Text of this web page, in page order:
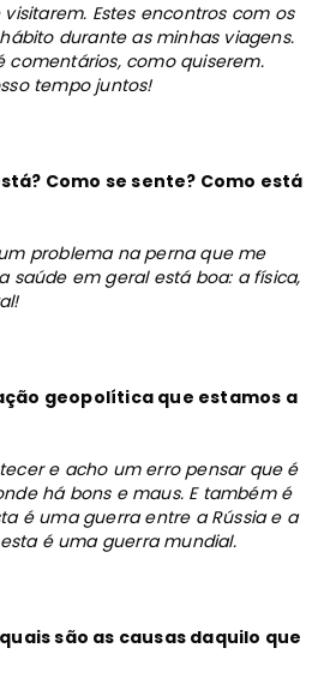
Estes encontros com os
durante as minhas viagens.
comentários, como quiserem.
tempo juntos!
Como se sente? Como está
problema na perna que me
saúde em geral está boa: a física,
geopolítica que estamos a
e acho um erro pensar que é
há bons e maus. E também é
é uma guerra entre a Rússia e a
é uma guerra mundial.
são as causas daquilo que